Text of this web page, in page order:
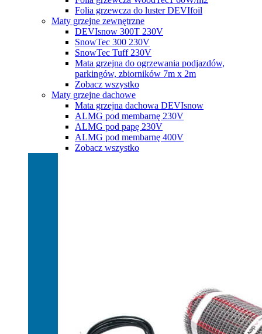
Folia grzewcza do luster DEVIfoil
Maty grzejne zewnętrzne
DEVIsnow 300T 230V
SnowTec 300 230V
SnowTec Tuff 230V
Mata grzejna do ogrzewania podjazdów,
parkingów, zbiorników 7m x 2m
Zobacz wszystko
Maty grzejne dachowe
Mata grzejna dachowa DEVIsnow
ALMG pod membarnę 230V
ALMG pod papę 230V
ALMG pod membarnę 400V
Zobacz wszystko